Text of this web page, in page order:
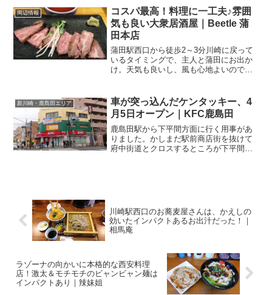
込み入りそうですが：苦笑）。とある週
末、買い物ついでに寄りま...
周辺情報
コスパ最高！料理に一工夫♪雰囲
気も良い大衆居酒屋｜Beetle 蒲
田本店
蒲田駅西口から徒歩2～3分川崎に戻って
いるタイミングで、主人と蒲田にお出か
け。天気も良いし、風も心地よいので、
ますから、普通に生活圏。で、そのまま
ディナー♪自転車を...
新川崎・鹿島田エリア
車が突っ込んだケンタッキー、4
月5日オープン｜KFC鹿島田
鹿島田駅から下平間方面に行く用事があ
りました。かしまだ駅前商店街を抜けて
府中街道とクロスするところが下平間の
川崎駅西口のお蕎麦屋さんは、かえしの
効いたインパクトあるお出汁だった！｜
相馬庵
ラゾーナの向かいに本格的な西安料理
店！激太＆モチモチのビャンビャン麺は
インパクトあり｜辣妹姐